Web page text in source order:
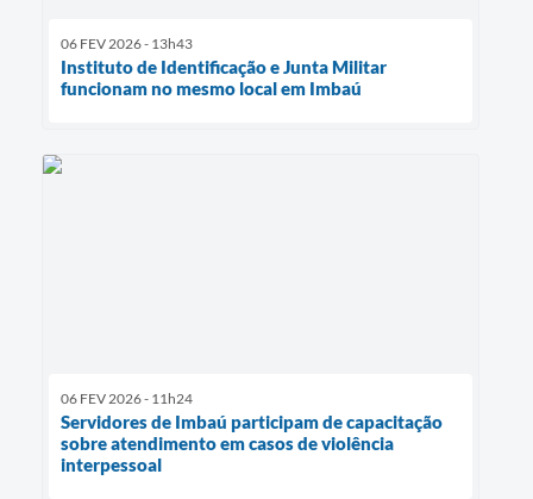
06 FEV 2026 - 13h43
Instituto de Identificação e Junta Militar
funcionam no mesmo local em Imbaú
06 FEV 2026 - 11h24
Servidores de Imbaú participam de capacitação
sobre atendimento em casos de violência
interpessoal